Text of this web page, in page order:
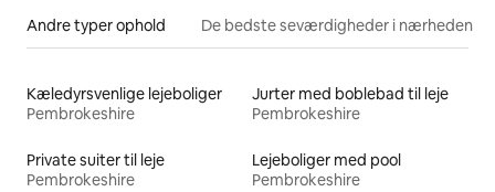
Andre typer ophold De bedste seværdigheder i nærheden
Kæledyrsvenlige lejeboliger
Pembrokeshire
Jurter med boblebad til leje
Pembrokeshire
Private suiter til leje
Pembrokeshire
Lejeboliger med pool
Pembrokeshire